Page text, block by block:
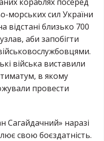
морських сил України
близько 700
аби запобігти
війська виставили
в якому
провести
Сагайдачний» наразі
свою боєздатність.